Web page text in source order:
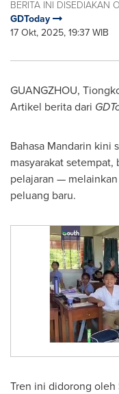
BERITA INI DISEDIAKAN
GDToday
17 Okt, 2025, 19:37 WIB
GUANGZHOU,
Artikel berita dari
Bahasa Mandarin kini
masyarakat setempat,
pelajaran —
peluang baru.
Tren ini didorong oleh